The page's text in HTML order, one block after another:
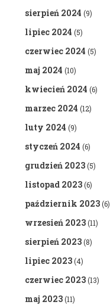
sierpień 2024 (9)
lipiec 2024 (5)
czerwiec 2024 (5)
maj 2024 (10)
kwiecień 2024 (6)
marzec 2024 (12)
luty 2024 (9)
styczeń 2024 (6)
grudzień 2023(5)
listopad 2023(6)
październik 2023(6)
wrzesień 2023(11)
sierpień 2023(8)
lipiec 2023(4)
czerwiec 2023(13)
maj 2023(11)